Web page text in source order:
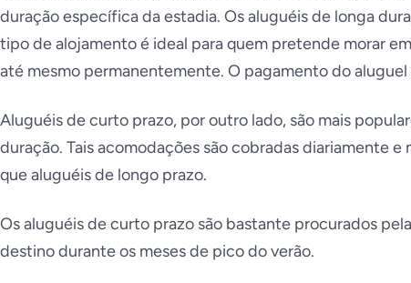
duração específica da estadia. Os aluguéis de longa
tipo de alojamento é ideal para quem pretende morar
até mesmo permanentemente. O pagamento do aluguel
Aluguéis de curto prazo, por outro lado, são mais
duração. Tais acomodações são cobradas diariamente e
que aluguéis de longo prazo.
Os aluguéis de curto prazo são bastante procurados
destino durante os meses de pico do verão.